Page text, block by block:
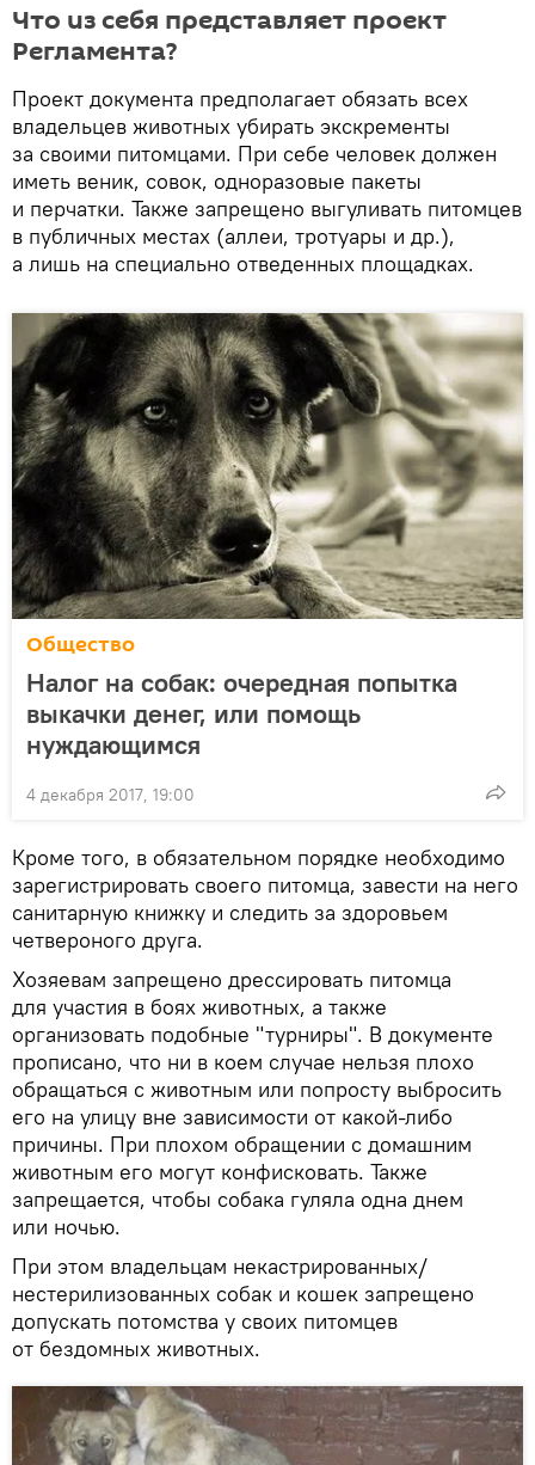
Что из себя представляет проект
Регламента?
Проект документа предполагает обязать всех
владельцев животных убирать экскременты
за своими питомцами. При себе человек должен
иметь веник, совок, одноразовые пакеты
и перчатки. Также запрещено выгуливать питомцев
в публичных местах (аллеи, тротуары и др.),
а лишь на специально отведенных площадках.
Общество
Налог на собак: очередная попытка
выкачки денег, или помощь
нуждающимся
4 декабря 2017, 19:00
Кроме того, в обязательном порядке необходимо
зарегистрировать своего питомца, завести на него
санитарную книжку и следить за здоровьем
четвероного друга.
Хозяевам запрещено дрессировать питомца
для участия в боях животных, а также
организовать подобные "турниры". В документе
прописано, что ни в коем случае нельзя плохо
обращаться с животным или попросту выбросить
его на улицу вне зависимости от какой-либо
причины. При плохом обращении с домашним
животным его могут конфисковать. Также
запрещается, чтобы собака гуляла одна днем
или ночью.
При этом владельцам некастрированных/
нестерилизованных собак и кошек запрещено
допускать потомства у своих питомцев
от бездомных животных.